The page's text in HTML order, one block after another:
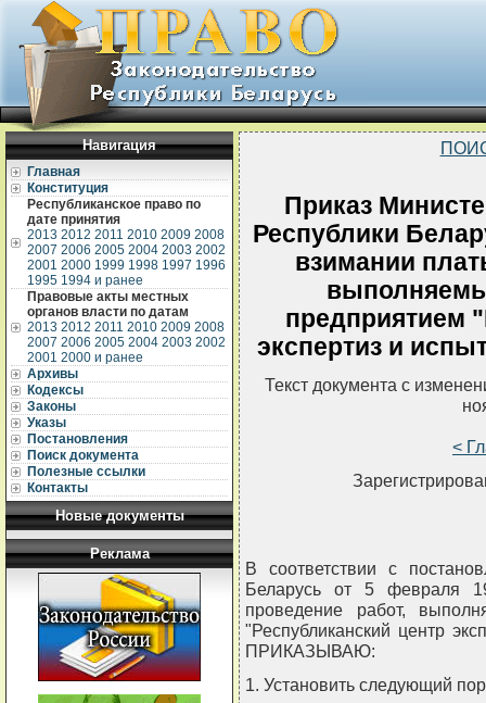
Навигация
Главная
Конституция
Республиканское право по
дате принятия
2013 2012 2011 2010 2009 2008
2007 2006 2005 2004 2003 2002
2001 2000 1999 1998 1997 1996
1995 1994 и ранее
Правовые акты местных
органов власти по датам
2013 2012 2011 2010 2009 2008
2007 2006 2005 2004 2003 2002
2001 2000 и ранее
Архивы
Кодексы
Законы
Указы
Постановления
Поиск документа
Полезные ссылки
Контакты
Новые документы
Реклама
Приказ
Республики
взимании
предприятием
экспертиз и
Текст документа с
<
В соответствии с
Беларусь от 5 февраля
проведение работ,
"Республиканский центр
ПРИКАЗЫВАЮ:
1. Установить следующий